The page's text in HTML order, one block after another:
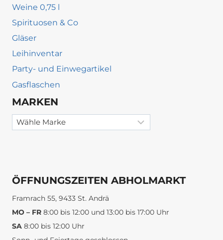
Weine 0,75 l
Spirituosen & Co
Gläser
Leihinventar
Party- und Einwegartikel
Gasflaschen
MARKEN
ÖFFNUNGSZEITEN ABHOLMARKT
Framrach 55, 9433 St. Andrä
MO – FR 8:00 bis 12:00 und 13:00 bis 17:00 Uhr
SA 8:00 bis 12:00 Uhr